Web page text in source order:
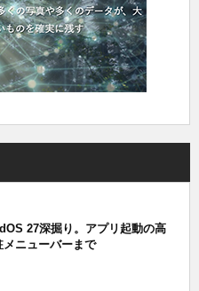
27深掘り。アプリ起動の高
メニューバーまで